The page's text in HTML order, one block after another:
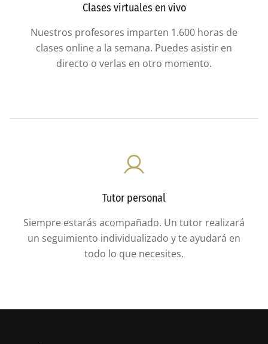
Clases virtuales en vivo
Nuestros profesores imparten 1.600 horas de
clases online a la semana. Puedes asistir en
directo o verlas en otro momento.
Tutor personal
Siempre estarás acompañado. Un tutor realizará
un seguimiento individualizado y te ayudará en
todo lo que necesites.